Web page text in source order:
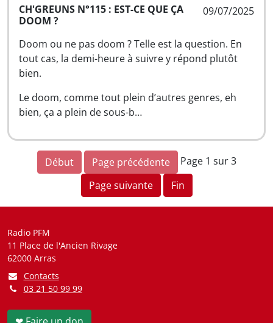
09/07/2025
CH'GREUNS N°115 : EST-CE QUE ÇA
DOOM ?
Doom ou ne pas doom ? Telle est la question. En
tout cas, la demi-heure à suivre y répond plutôt
bien.
Le doom, comme tout plein d’autres genres, eh
bien, ça a plein de sous-b…
Début Page précédente
Page 1 sur 3
Page suivante
Fin
Radio PFM
11 Place de l'Ancien Rivage
62000 Arras
Contacts
03 21 50 99 99